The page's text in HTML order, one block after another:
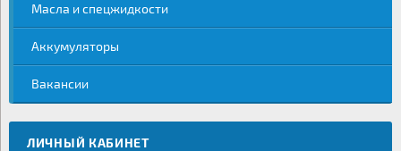
Масла и спецжидкости
Аккумуляторы
Вакансии
ЛИЧНЫЙ КАБИНЕТ